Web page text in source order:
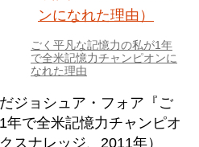
ごく平凡な記憶力の私が1年
で全米記憶力チャンピオンに
なれた理由
ジョシュア・フォア『ご
年で全米記憶力チャンピオ
スナレッジ、2011年）